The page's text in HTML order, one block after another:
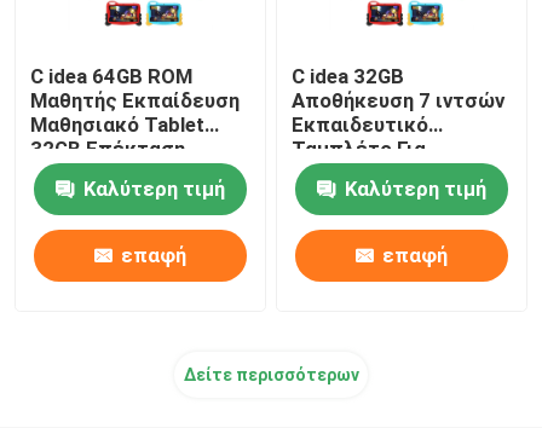
C idea 64GB ROM
Μαθητής Εκπαίδευση
Μαθησιακό Tablet
32GB Επέκταση
5000mAh CM78 Μπλε
Καλύτερη τιμή
επαφή
C idea 32GB
Αποθήκευση 7 ιντσών
Εκπαιδευτικό
Ταμπλέτο Για
Φοιτητές Αδιάβροχη
Κουτί Γονική
Ελέγχουσα CM78-Ροζ
Καλύτερη τιμή
επαφή
Δείτε περισσότερων